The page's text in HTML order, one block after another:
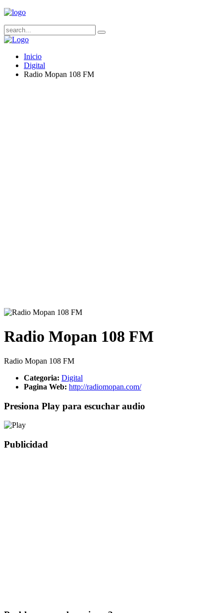
Inicio
Digital
Radio Mopan 108 FM
Radio Mopan 108 FM
Radio Mopan 108 FM
Categoria: Digital
Pagina Web: http://radiomopan.com/
Presiona Play para escuchar audio
Publicidad